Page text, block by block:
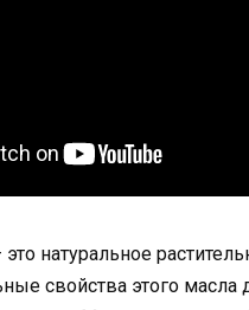
натуральное
свойства этого